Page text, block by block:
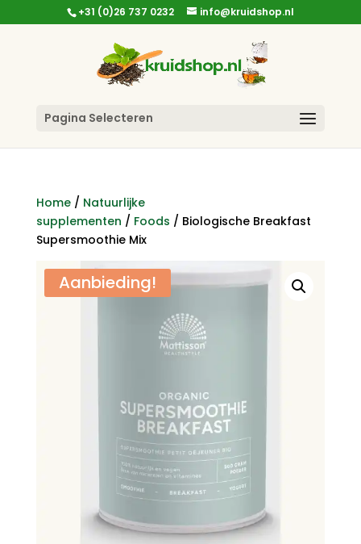
+31 (0)26 737 0232 info@kruidshop.nl
Pagina Selecteren
Home/ Natuurlijke
supplementen / Foods / Biologische Breakfast
Supersmoothie Mix
Aanbieding!